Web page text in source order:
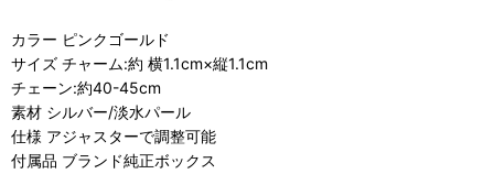
カラー ピンクゴールド
サイズ チャーム:約 横1.1cm×縦1.1cm
チェーン:約40-45cm
素材 シルバー/淡水パール
仕様 アジャスターで調整可能
付属品 ブランド純正ボックス